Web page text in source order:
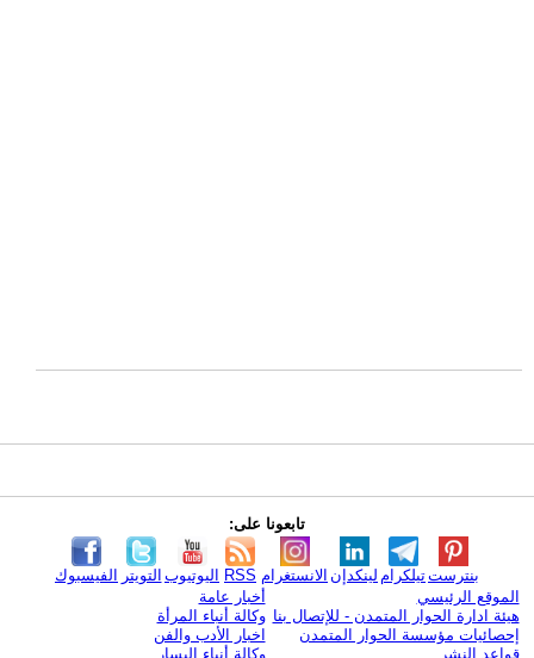
تابعونا على:
الفيسبوك التويتر اليوتيوب RSS الانستغرام لينكدإن تيلكرامبنترست
الموقع الرئيسي
هيئة ادارة الحوار المتمدن - للإتصال بنا
إحصائيات مؤسسة الحوار المتمدن
قواعد النشر
أخبار عامة
وكالة أنباء المرأة
اخبار الأدب والفن
وكالة أنباء اليسار